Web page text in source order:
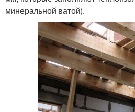
минеральной ватой).